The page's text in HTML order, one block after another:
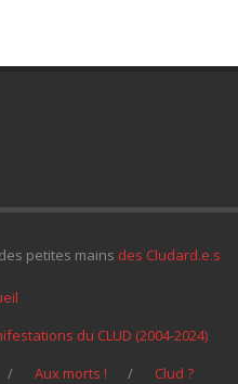
petites mains des Cludard.e.s
du CLUD (2004-2024)
Aux morts !
Clud ?